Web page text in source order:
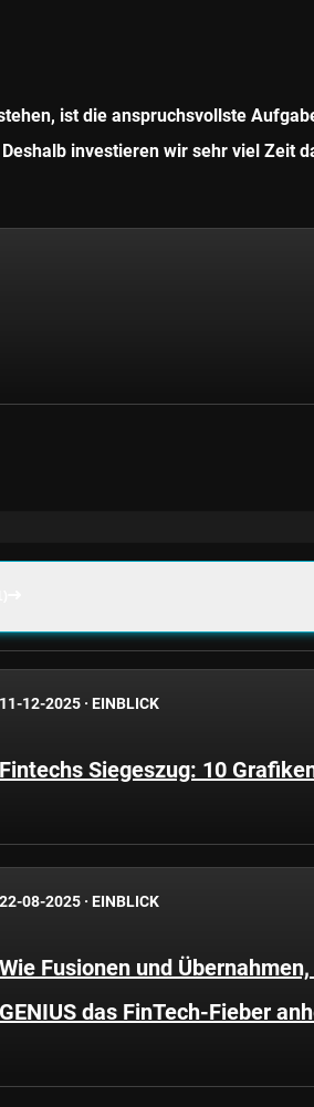
ist die anspruchsvollste
investieren wir sehr viel Zeit
11-12-2025 · EINBLICK
Fintechs Siegeszug: 10
22-08-2025 · EINBLICK
Wie Fusionen und
GENIUS das FinTech-Fieber